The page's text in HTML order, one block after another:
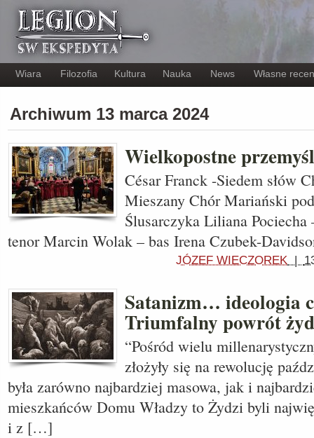
Wiara Filozofia Kultura Nauka News Własne
Archiwum 13 marca 2024
Wielkopostne
César Franck -Siedem słów
Mieszany Chór Mariański
Ślusarczyka Liliana
tenor Marcin Wolak – bas Irena Czubek-
JÓZEF WIECZOREK |
Satanizm… ideologia
Triumfalny powrót
“Pośród wielu
złożyły się na rewolucję
była zarówno najbardziej masowa, jak i
mieszkańców Domu Władzy to Żydzi byli
i z […]